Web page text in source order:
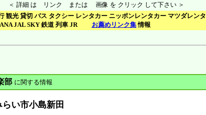
＜ 詳細 は リンク または 画像 を クリック して下さい ＞
観光 貸切 バス タクシー レンタカー ニッポンレンタカー マツダレン
ANA JAL SKY 鉄道 列車 JR
お薦めリンク集情報
部 に関する情報
い市小島新田